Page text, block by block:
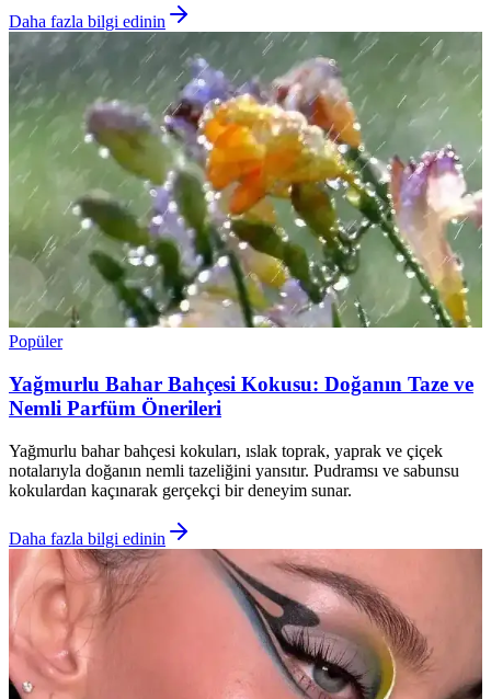
Daha fazla bilgi edinin
Popüler
Yağmurlu Bahar Bahçesi Kokusu: Doğanın Taze ve
Nemli Parfüm Önerileri
Yağmurlu bahar bahçesi kokuları, ıslak toprak, yaprak ve çiçek
notalarıyla doğanın nemli tazeliğini yansıtır. Pudramsı ve sabunsu
kokulardan kaçınarak gerçekçi bir deneyim sunar.
Daha fazla bilgi edinin